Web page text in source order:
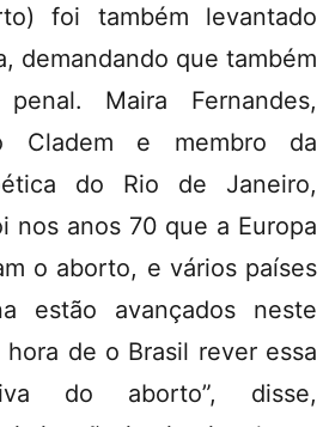
foi também levantado
demandando que também
Maira Fernandes,
Cladem e membro da
do Rio de Janeiro,
nos anos 70 que a Europa
o aborto, e vários países
estão avançados neste
hora de o Brasil rever essa
do aborto”, disse,